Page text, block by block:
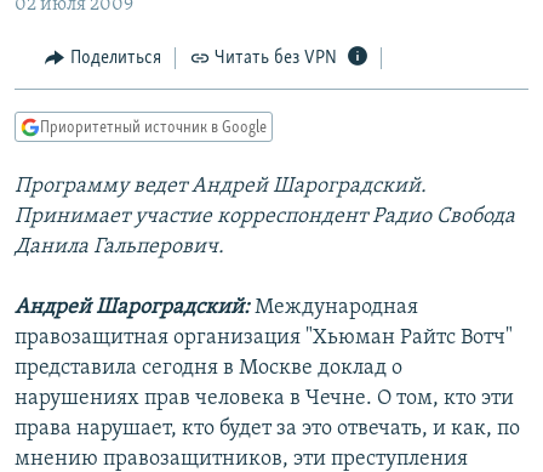
Вернутся
главной
навигации
Вернутся
поиску
ЦИТАТЫ СВОБОДЫ
МНЕНИЯ
IDEL.РЕАЛИИ
КАВКАЗ.РЕАЛИИ
СЕВЕР.РЕАЛИИ
РАСПИСАНИЕ ВЕЩАНИЯ
ПОДПИШИТЕСЬ НА РАССЫЛКУ
СОЦИАЛЬНЫЕ СЕТИ
02 июля 2009
Поделиться Читать без VPN
Приоритетный источник в Google
Программу ведет Андрей Шароградский.
Принимает участие корреспондент Радио Свобода
Данила Гальперович.
Андрей Шароградский:Международная
правозащитная организация "Хьюман Райтс Вотч"
представила сегодня в Москве доклад о
нарушениях прав человека в Чечне. О том, кто эти
права нарушает, кто будет за это отвечать, и как, по
мнению правозащитников, эти преступления